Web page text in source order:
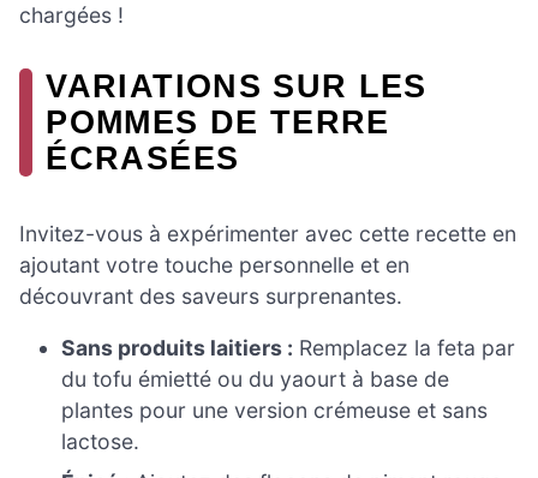
chargées !
VARIATIONS SUR LES
POMMES DE TERRE
ÉCRASÉES
Invitez-vous à expérimenter avec cette recette en
ajoutant votre touche personnelle et en
découvrant des saveurs surprenantes.
Sans produits laitiers : Remplacez la feta par
du tofu émietté ou du yaourt à base de
plantes pour une version crémeuse et sans
lactose.